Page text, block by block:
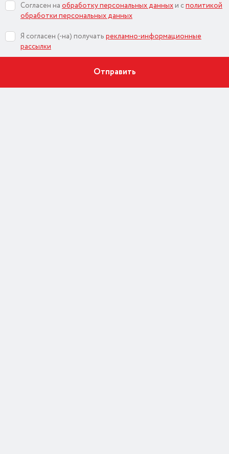
Согласен на обработку персональных данных и cполитикой
обработки персональных данных
Я согласен (-на) получать рекламно-информационные
рассылки
Отправить